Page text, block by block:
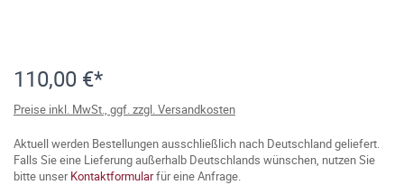
110,00 €*
Preise inkl. MwSt., ggf. zzgl. Versandkosten
Aktuell werden Bestellungen ausschließlich nach Deutschland geliefert.
Falls Sie eine Lieferung außerhalb Deutschlands wünschen, nutzen Sie
bitte unserKontaktformularfür eine Anfrage.